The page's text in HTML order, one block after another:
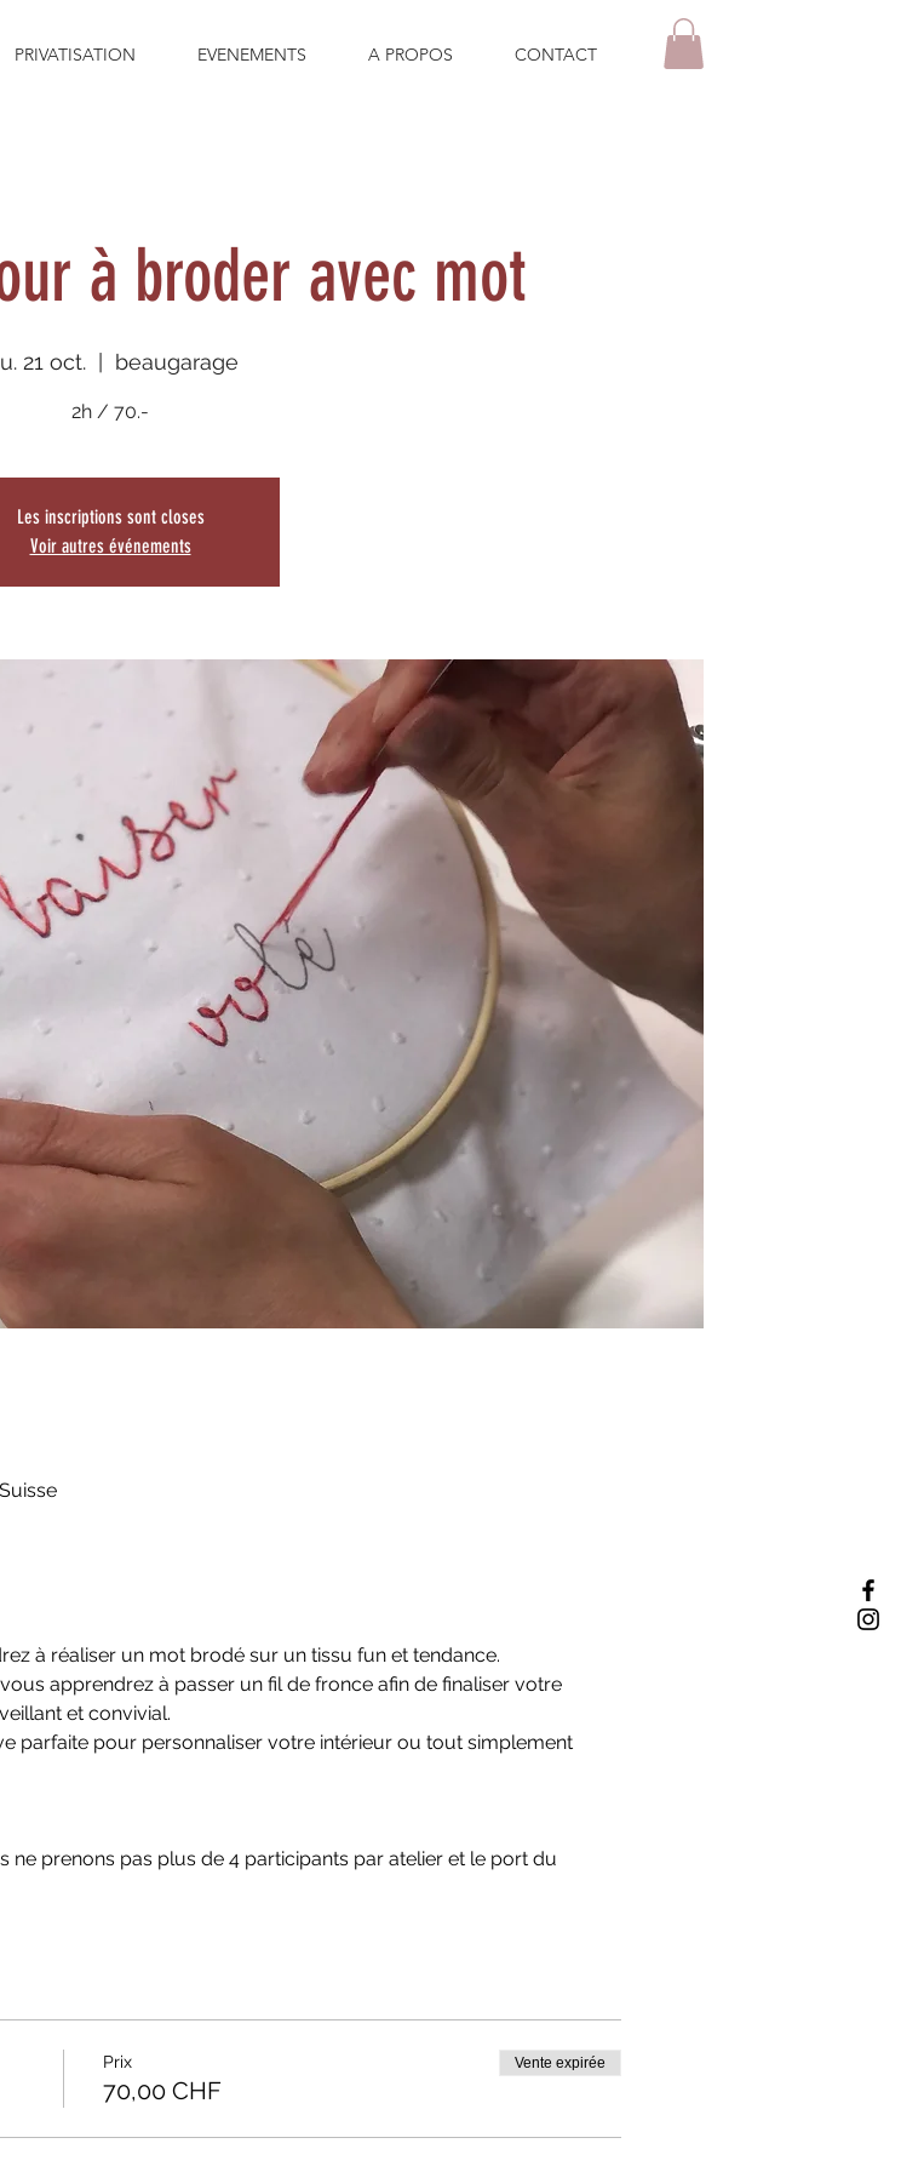
PRIVATISATION EVENEMENTS A PROPOS CONTACT
à broder avec mot
21 oct. beaugarage
2h / 70.-
Les inscriptions sont closes
Voir autres événements
à réaliser un mot brodé sur un tissu fun et tendance.
apprendrez à passer un fil de fronce afin de finaliser votre
et convivial.
parfaite pour personnaliser votre intérieur ou tout simplement
ne prenons pas plus de 4 participants par atelier et le port du
Prix
70,00 CHF
Vente expirée